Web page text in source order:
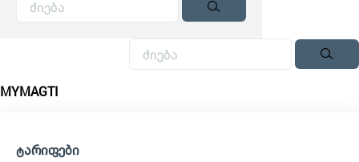
MYMAGTI
ტარიფები